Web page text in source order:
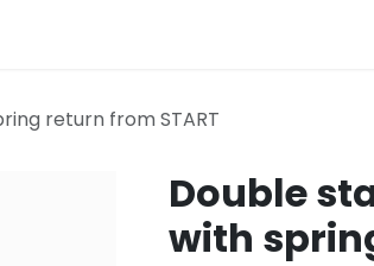
return from START
Double
with